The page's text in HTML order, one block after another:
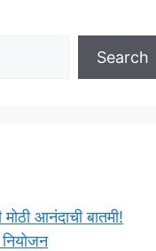
Search
आनंदाची बातमी!